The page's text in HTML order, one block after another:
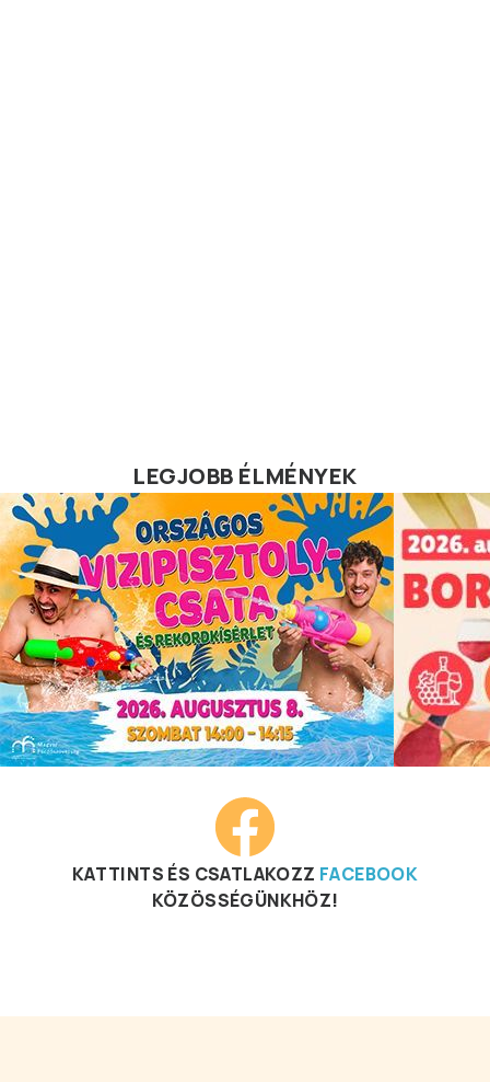
LEGJOBB ÉLMÉNYEK
KATTINTS ÉS CSATLAKOZZ FACEBOOK
KÖZÖSSÉGÜNKHÖZ!